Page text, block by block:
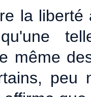
la
qu'une
même
peu